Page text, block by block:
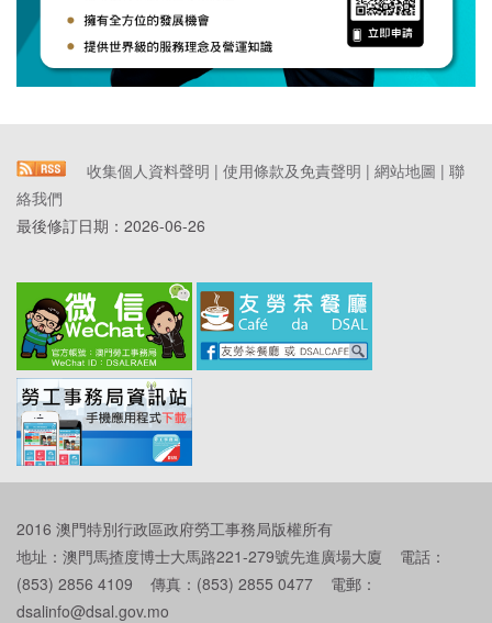
收集個人資料聲明 | 使用條款及免責聲明 | 網站地圖 | 聯
絡我們
最後修訂日期： 2026-06-26
2016 澳門特別行政區政府勞工事務局版權所有
地址：澳門馬揸度博士大馬路221-279號先進廣場大廈 電話：
(853) 2856 4109 傳真：(853) 2855 0477 電郵：
dsalinfo@dsal.gov.mo